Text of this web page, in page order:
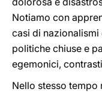
Notiamo con
casi di
politiche chiuse e
egemonici,
Nello stesso